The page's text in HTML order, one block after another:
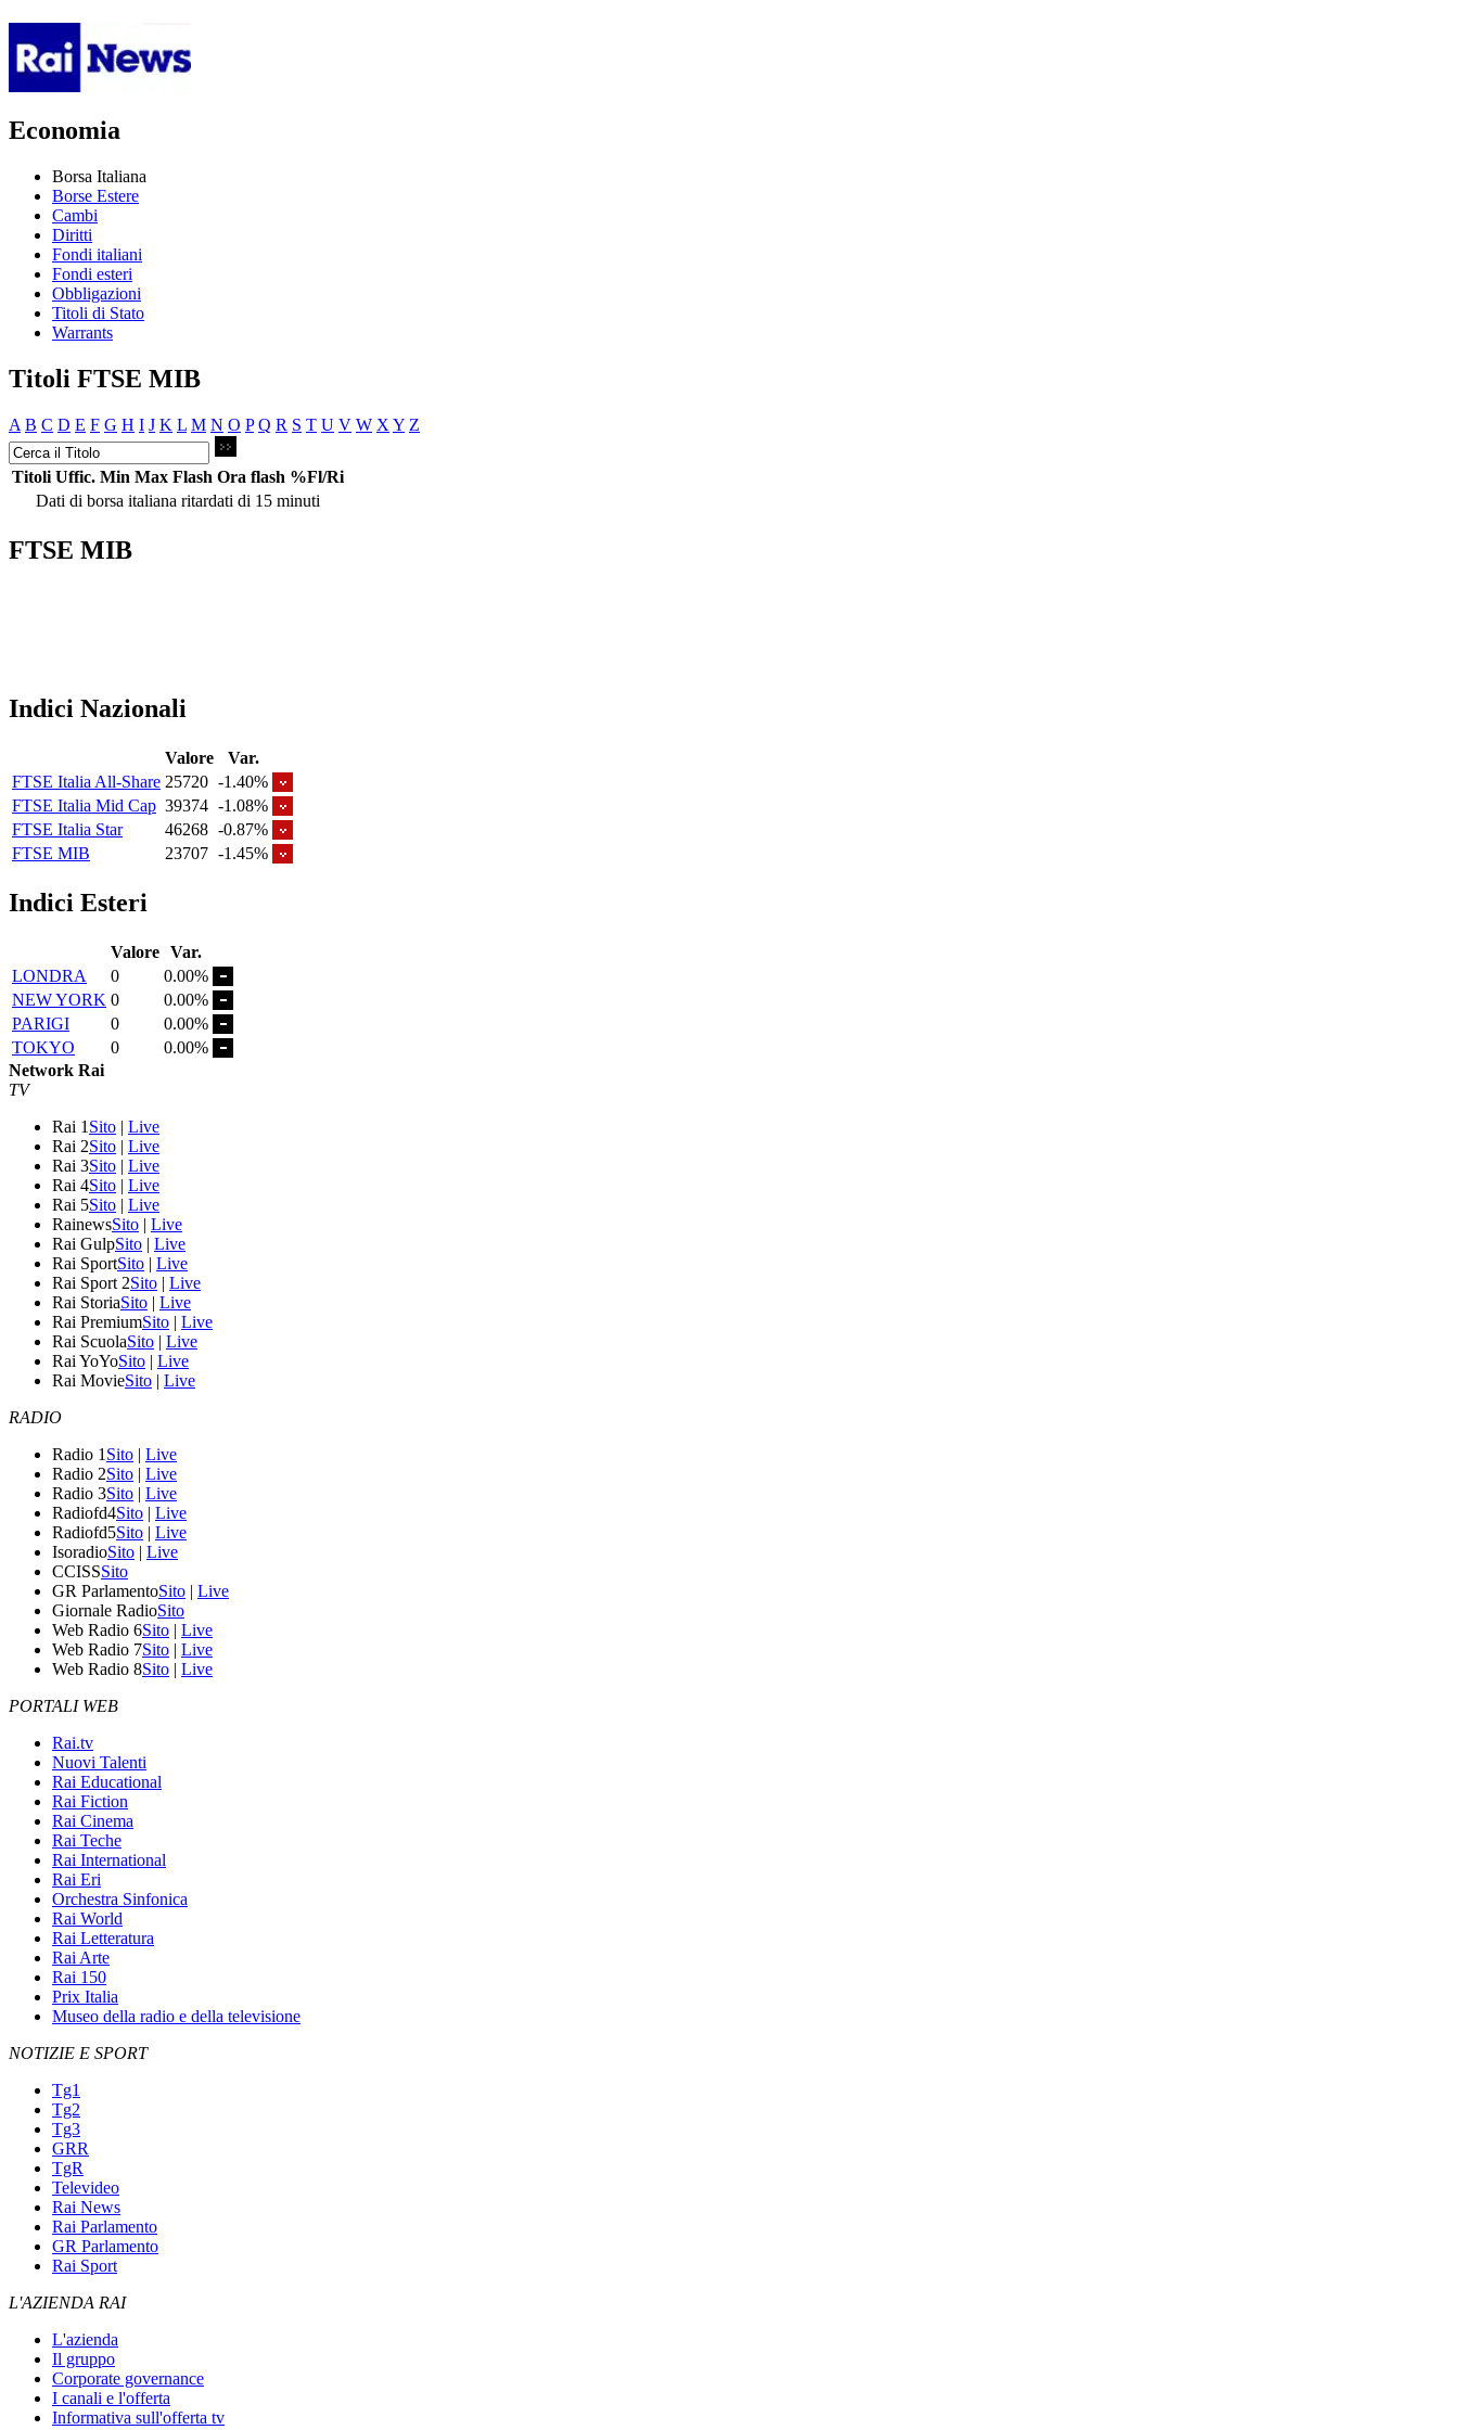
Economia
Borsa Italiana
Borse Estere
Cambi
Diritti
Fondi italiani
Fondi esteri
Obbligazioni
Titoli di Stato
Warrants
Titoli FTSE MIB
A B C D E F G H I J K L M N O P Q R S T U V W X Y Z
Titoli Uffic. Min Max Flash Ora flash %Fl/Ri
Dati di borsa italiana ritardati di 15 minuti
FTSE MIB
Indici Nazionali
Valore
Var.
FTSE Italia All-Share 25720 -1.40%
FTSE Italia Mid Cap 39374 -1.08%
FTSE Italia Star
46268 -0.87%
FTSE MIB
23707 -1.45%
Indici Esteri
Valore Var.
LONDRA
0
0.00%
NEW YORK 0
0.00%
PARIGI
0
0.00%
TOKYO
0
0.00%
Network Rai
TV
Rai 1 Sito | Live
Rai 2Sito | Live
Rai 3Sito | Live
Rai 4Sito | Live
Rai 5Sito | Live
RainewsSito | Live
Rai GulpSito | Live
Rai SportSito | Live
Rai Sport 2Sito | Live
Rai StoriaSito | Live
Rai PremiumSito | Live
Rai ScuolaSito | Live
Rai YoYoSito | Live
Rai MovieSito | Live
RADIO
Radio 1 Sito | Live
Radio 2Sito | Live
Radio 3Sito | Live
Radiofd4Sito | Live
Radiofd5Sito | Live
IsoradioSito | Live
CCISSSito
GR ParlamentoSito | Live
Giornale RadioSito
Web Radio 6Sito | Live
Web Radio 7Sito | Live
Web Radio 8Sito | Live
PORTALI WEB
Rai.tv
Nuovi Talenti
Rai Educational
Rai Fiction
Rai Cinema
Rai Teche
Rai International
Rai Eri
Orchestra Sinfonica
Rai World
Rai Letteratura
Rai Arte
Rai 150
Prix Italia
Museo della radio e della televisione
NOTIZIE E SPORT
Tg1
Tg2
Tg3
GRR
TgR
Televideo
Rai News
Rai Parlamento
GR Parlamento
Rai Sport
L'AZIENDA RAI
L'azienda
Il gruppo
Corporate governance
I canali e l'offerta
Informativa sull'offerta tv